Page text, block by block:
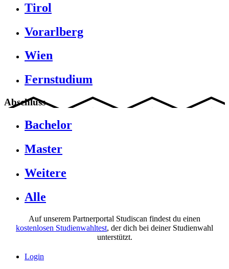
Tirol
Vorarlberg
Wien
Fernstudium
Abschluss
Bachelor
Master
Weitere
Alle
Auf unserem Partnerportal Studiscan findest du einen
kostenlosen Studienwahltest, der dich bei deiner Studienwahl
unterstützt.
Login